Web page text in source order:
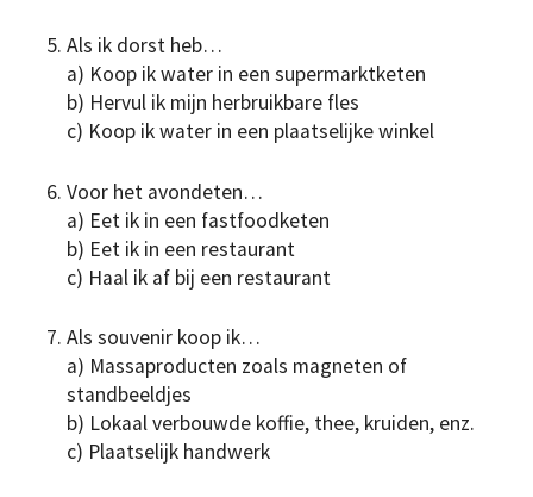
Als ik dorst heb…
a) Koop ik water in een supermarktketen
b) Hervul ik mijn herbruikbare fles
c) Koop ik water in een plaatselijke winkel
Voor het avondeten…
a) Eet ik in een fastfoodketen
b) Eet ik in een restaurant
c) Haal ik af bij een restaurant
Als souvenir koop ik…
a) Massaproducten zoals magneten of
standbeeldjes
b) Lokaal verbouwde koffie, thee, kruiden, enz.
c) Plaatselijk handwerk